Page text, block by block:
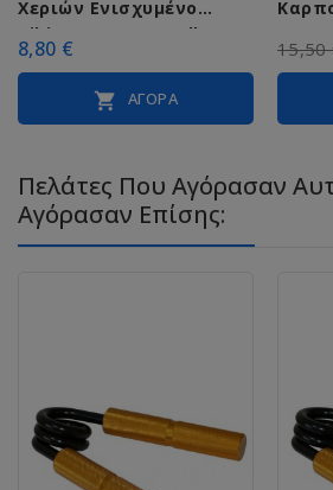
Χεριών Ενισχυμένο
Viking C-2002 (250 lbs)
8,80 €
 ΑΓΟΡΆ
15,50
Πελάτες Που Αγόρασαν
Αγόρασαν Επίσης: